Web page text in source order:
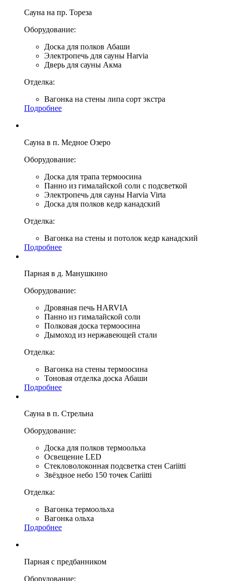
Сауна на пр. Тореза
Оборудование:
Доска для полков Абаши
Электропечь для сауны Harvia
Дверь для сауны Акма
Отделка:
Вагонка на стены липа сорт экстра
Подробнее
Сауна в п. Медное Озеро
Оборудование:
Доска для трапа термоосина
Панно из гималайской соли с подсветкой
Электропечь для сауны Harvia Virta
Доска для полков кедр канадский
Отделка:
Вагонка на стены и потолок кедр канадский
Подробнее
Парная в д. Манушкино
Оборудование:
Дровяная печь HARVIA
Панно из гималайской соли
Полковая доска термоосина
Дымоход из нержавеющей стали
Отделка:
Вагонка на стены термоосина
Тоновая отделка доска Абаши
Подробнее
Сауна в п. Стрельна
Оборудование:
Доска для полков термоольха
Освещение LED
Стекловолоконная подсветка стен Cariitti
Звёздное небо 150 точек Cariitti
Отделка:
Вагонка термоольха
Вагонка ольха
Подробнее
Парная с предбанником
Оборудование: